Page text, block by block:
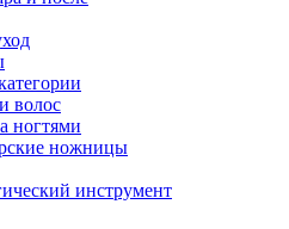
волос
ногтями
ножницы
инструмент